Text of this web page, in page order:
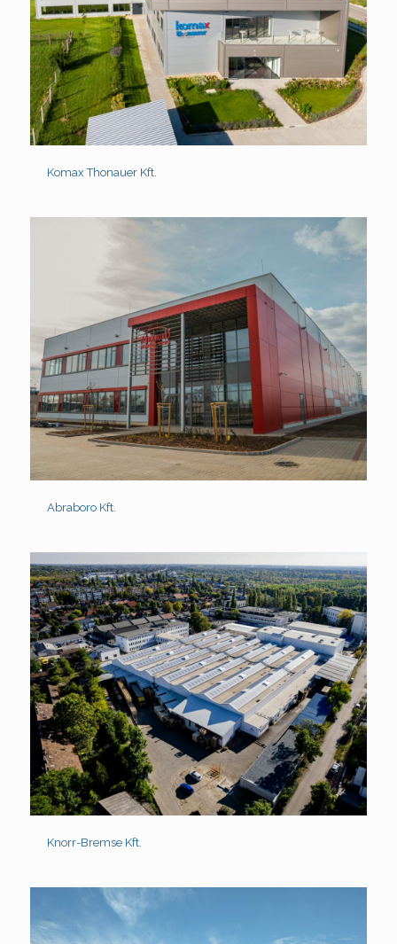
Komax Thonauer Kft.
Abraboro Kft.
Knorr-Bremse Kft.